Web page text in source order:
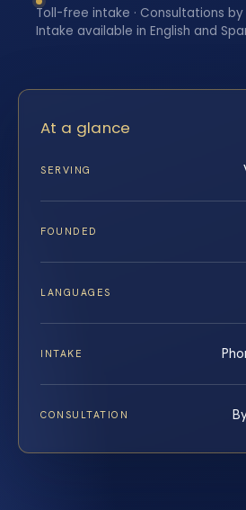
Toll-free intake · Consultations
Intake available in English and
At a glance
SERVING
FOUNDED
LANGUAGES
INTAKE
CONSULTATION